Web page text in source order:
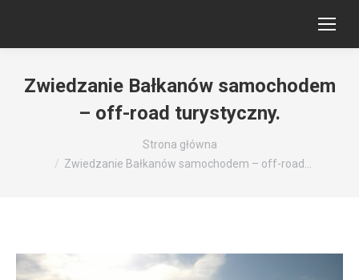
Zwiedzanie Bałkanów samochodem
– off-road turystyczny.
Strona główna
Zwiedzanie Bałkanów samochodem – off-road…